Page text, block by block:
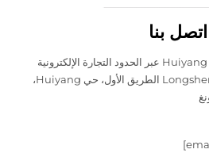
Add: الطوابق 1-3، المبنى 5، Huiyang عبر الحدود التجارة الإلكترونية